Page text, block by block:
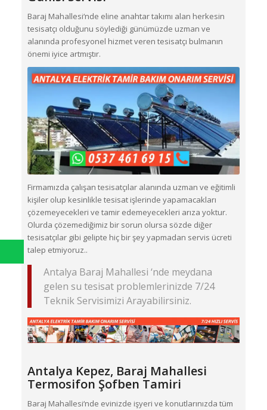
Baraj Mahallesi‘nde eline anahtar takımı alan herkesin
tesisatçı olduğunu söylediği günümüzde uzman ve
alanında profesyonel hizmet veren tesisatçı bulmanın
önemi iyice artmıştır.
Firmamızda çalışan tesisatçılar alanında uzman ve eğitimli
kişiler olup kesinlikle tesisat işlerinde yapamacakları
çözemeyecekleri ve tamir edemeyecekleri arıza yoktur.
Olurda çözemediğimiz bir sorun olursa sözde diğer
tesisatçılar gibi gelipte hiç bir şey yapmadan servis ücreti
talep etmiyoruz..
Antalya Baraj Mahallesi ‘nde meydana
gelen su tesisat problemlerinizde 7/24
Teknik Servisimizi Arayabilirsiniz.
Antalya Kepez, Baraj Mahallesi
Termosifon Şofben Tamiri
Baraj Mahallesi‘nde evinizde işyeri ve konutlarınızda tüm